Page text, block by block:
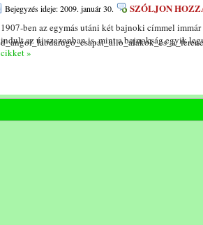
Bejegyzés ideje: 2009. január 30. SZÓLJON
1907-ben az egymás utáni két bajnoki címmel
indult az új szezonban is, mint a bajnokság egyik
cikket »